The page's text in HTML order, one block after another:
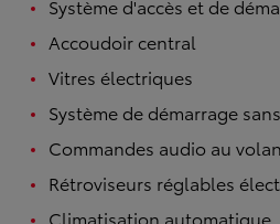
Système d'accès et de
Accoudoir central
Vitres électriques
Système de démarrage
Commandes audio au
Rétroviseurs réglables
Climatisation automatique